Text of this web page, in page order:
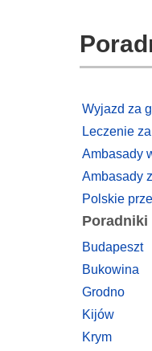
Wyjazd za
Leczenie
Ambasady
Ambasady
Polskie
Poradniki
Budapeszt
Bukowina
Grodno
Kijów
Krym